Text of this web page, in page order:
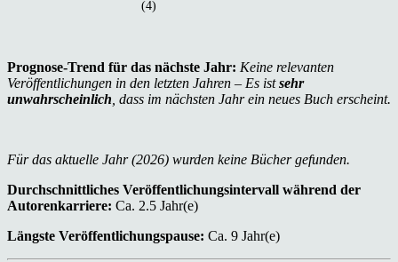
(4)
Prognose-Trend für das nächste Jahr: Keine relevanten
Veröffentlichungen in den letzten Jahren – Es istsehr
unwahrscheinlich , dass im nächsten Jahr ein neues Buch erscheint.
Für das aktuelle Jahr (2026) wurden keine Bücher gefunden.
Durchschnittliches Veröffentlichungsintervall während der
Autorenkarriere: Ca. 2.5 Jahr(e)
Längste Veröffentlichungspause: Ca. 9 Jahr(e)